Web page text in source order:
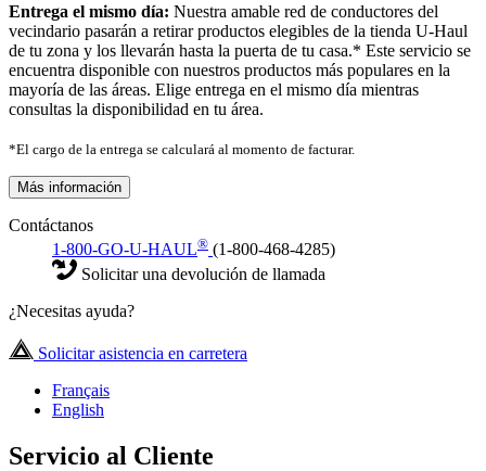
Entrega el mismo día: Nuestra amable red de conductores del
vecindario pasarán a retirar productos elegibles de la tienda U-Haul
de tu zona y los llevarán hasta la puerta de tu casa.* Este servicio se
encuentra disponible con nuestros productos más populares en la
mayoría de las áreas. Elige entrega en el mismo día mientras
consultas la disponibilidad en tu área.
*El cargo de la entrega se calculará al momento de facturar.
Más información
Contáctanos
1-800-GO-U-HAUL® (1-800-468-4285)
Solicitar una devolución de llamada
¿Necesitas ayuda?
Solicitar asistencia en carretera
Français
English
Servicio al Cliente